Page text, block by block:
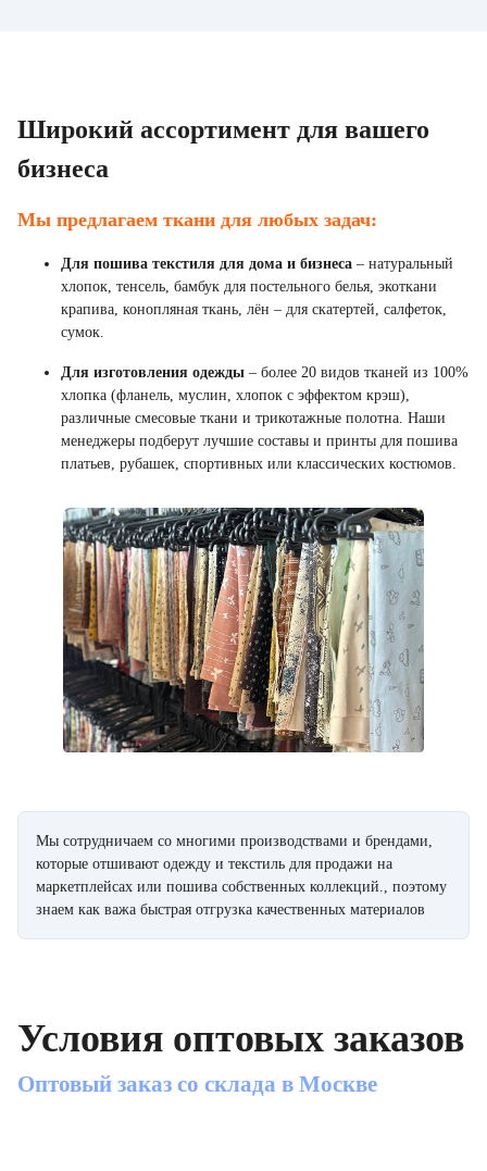
Широкий ассортимент для вашего
бизнеса
Мы предлагаем ткани для любых задач:
Для пошива текстиля для дома и бизнеса – натуральный
хлопок, тенсель, бамбук для постельного белья, экоткани
крапива, конопляная ткань, лён – для скатертей, салфеток,
сумок.
Для изготовления одежды – более 20 видов тканей из 100%
хлопка (фланель, муслин, хлопок с эффектом крэш),
различные смесовые ткани и трикотажные полотна. Наши
менеджеры подберут лучшие составы и принты для пошива
платьев, рубашек, спортивных или классических костюмов.
Мы сотрудничаем со многими производствами и брендами,
которые отшивают одежду и текстиль для продажи на
маркетплейсах или пошива собственных коллекций., поэтому
знаем как важа быстрая отгрузка качественных материалов
Условия оптовых заказов
Оптовый заказ со склада в Москве